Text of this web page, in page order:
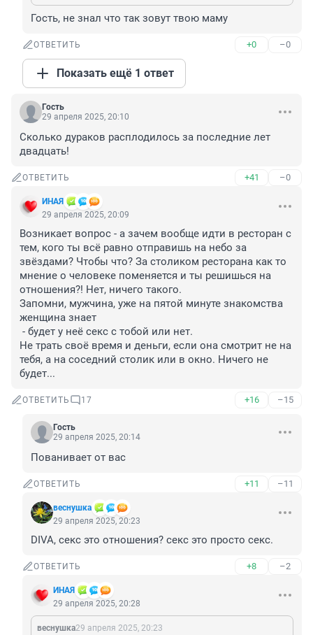
Гость, не знал что так зовут твою маму
ОТВЕТИТЬ +0 –0
Показать ещё 1 ответ
Гость
29 апреля 2025, 20:10
Сколько дураков расплодилось за последние лет
двадцать!
ОТВЕТИТЬ +41 –0
ИHАЯ
29 апреля 2025, 20:09
Возникает вопрос - а зачем вообще идти в ресторан с
тем, кого ты всё равно отправишь на небо за
звёздами? Чтобы что? За столиком ресторана как то
мнение о человеке поменяется и ты решишься на
отношения?! Нет, ничего такого.
Запомни, мужчина, уже на пятой минуте знакомства
женщина знает
- будет у неё секс с тобой или нет.
Не трать своё время и деньги, если она смотрит не на
тебя, а на соседний столик или в окно. Ничего не
будет...
ОТВЕТИТЬ 17 +16 –15
Гость
29 апреля 2025, 20:14
Пованивает от вас
ОТВЕТИТЬ +11 –11
веснушка
29 апреля 2025, 20:23
DIVA, секс это отношения? секс это просто секс.
ОТВЕТИТЬ +8 –2
ИHАЯ
29 апреля 2025, 20:28
веснушка29 апреля 2025, 20:23